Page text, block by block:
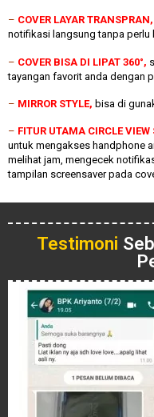
– COVER LAYAR TRANSPRAN,
notifikasi langsung tanpa perlu
– COVER BISA DI LIPAT 360°,
tayangan favorit anda dengan
– MIRROR STYLE, bisa di
– FITUR UTAMA CIRCLE
untuk mengakses handphone
melihat jam, mengecek
tampilan screensaver pada
Testimoni